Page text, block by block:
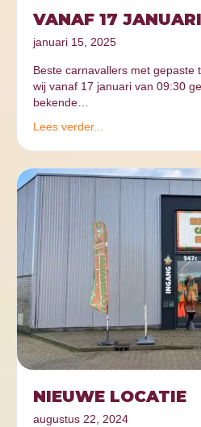
VANAF 17
januari 15, 2025
Beste carnavallers met gepaste
wij vanaf 17 januari van 09:30
bekende…
Lees verder...
NIEUWE LOCATIE
augustus 22, 2024